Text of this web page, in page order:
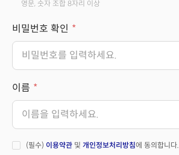
영문, 숫자 조합 8자리 이상
비밀번호 확인
이름
(필수) 이용약관 및 개인정보처리방침에 동의합니다.